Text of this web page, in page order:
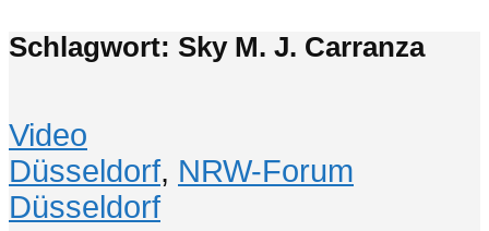
Schlagwort: Sky M. J. Carranza
Video
Düsseldorf, NRW-Forum
Düsseldorf